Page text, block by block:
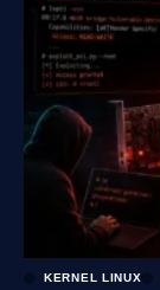
KERNEL LINUX